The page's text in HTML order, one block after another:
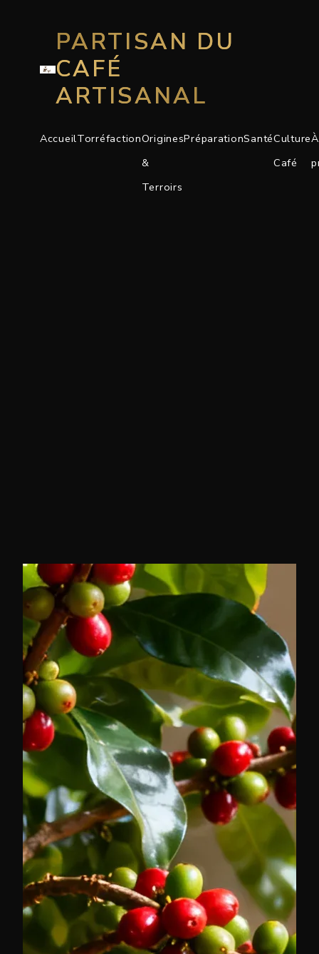
PARTISAN DU
CAFÉ
ARTISANAL
AccueilTorréfactionOrigines
&
Terroirs
PréparationSantéCulture
Café
À